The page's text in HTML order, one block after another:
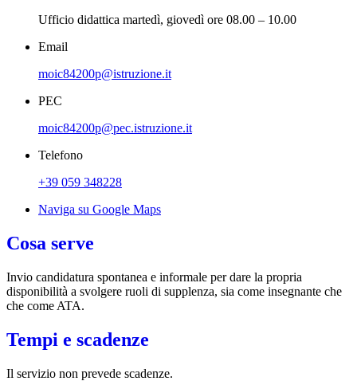
Ufficio didattica martedì, giovedì ore 08.00 – 10.00
Email
moic84200p@istruzione.it
PEC
moic84200p@pec.istruzione.it
Telefono
+39 059 348228
Naviga su Google Maps
Cosa serve
Invio candidatura spontanea e informale per dare la propria
disponibilità a svolgere ruoli di supplenza, sia come insegnante che
che come ATA.
Tempi e scadenze
Il servizio non prevede scadenze.